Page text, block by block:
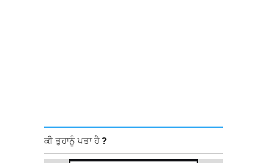
ਕੀ ਤੁਹਾਨੂੰ ਪਤਾ ਹੈ ?